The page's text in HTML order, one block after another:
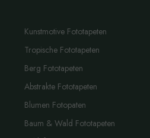
Kunstmotive Fototapeten
Tropische Fototapeten
Berg Fototapeten
Abstrakte Fototapeten
Blumen Fotopaten
Baum & Wald Fototapeten